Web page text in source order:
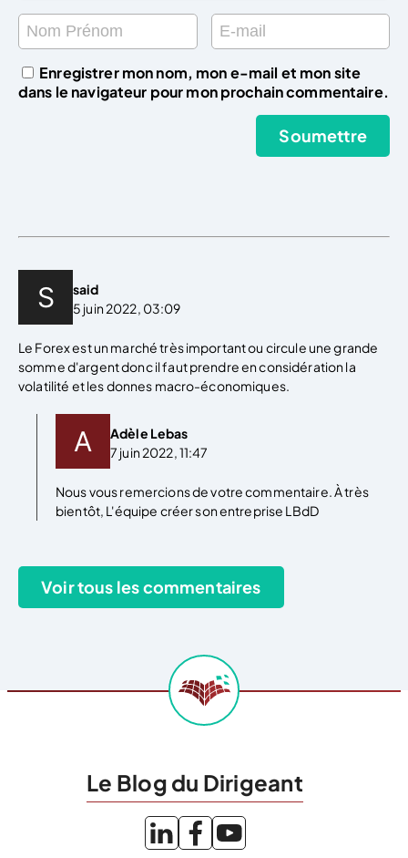
Enregistrer mon nom, mon e-mail et mon site
dans le navigateur pour mon prochain commentaire.
said
5 juin 2022, 03:09
Le Forex est un marché très important ou circule une grande
somme d'argent donc il faut prendre en considération la
volatilité et les donnes macro-économiques.
Adèle Lebas
7 juin 2022, 11:47
Nous vous remercions de votre commentaire. À très
bientôt, L'équipe créer son entreprise LBdD
Le Blog du Dirigeant